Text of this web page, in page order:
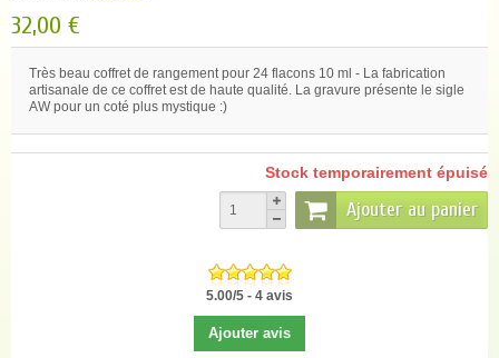
32,00 €
Très beau coffret de rangement pour 24 flacons 10 ml - La fabrication
artisanale de ce coffret est de haute qualité. La gravure présente le sigle
AW pour un coté plus mystique :)
Stock temporairement épuisé
Ajouter au panier
5.00/5 - 4 avis
Ajouter avis